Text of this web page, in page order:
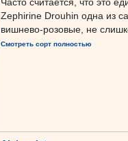
Часто считается, что это
Zephirine Drouhin одна из
вишнево-розовые, не
Смотреть сорт полностью